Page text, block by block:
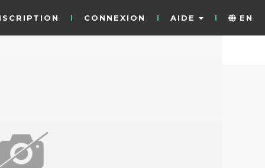
CONNEXION AIDE EN